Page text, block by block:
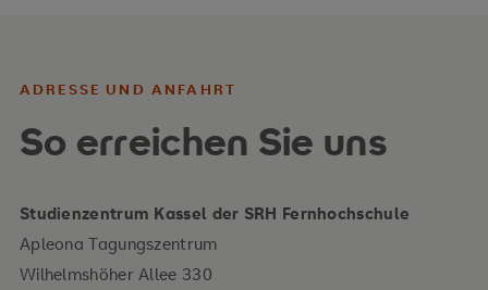
ADRESSE UND ANFAHRT
So erreichen Sie uns
Studienzentrum Kassel der SRH Fernhochschule
Apleona Tagungszentrum
Wilhelmshöher Allee 330